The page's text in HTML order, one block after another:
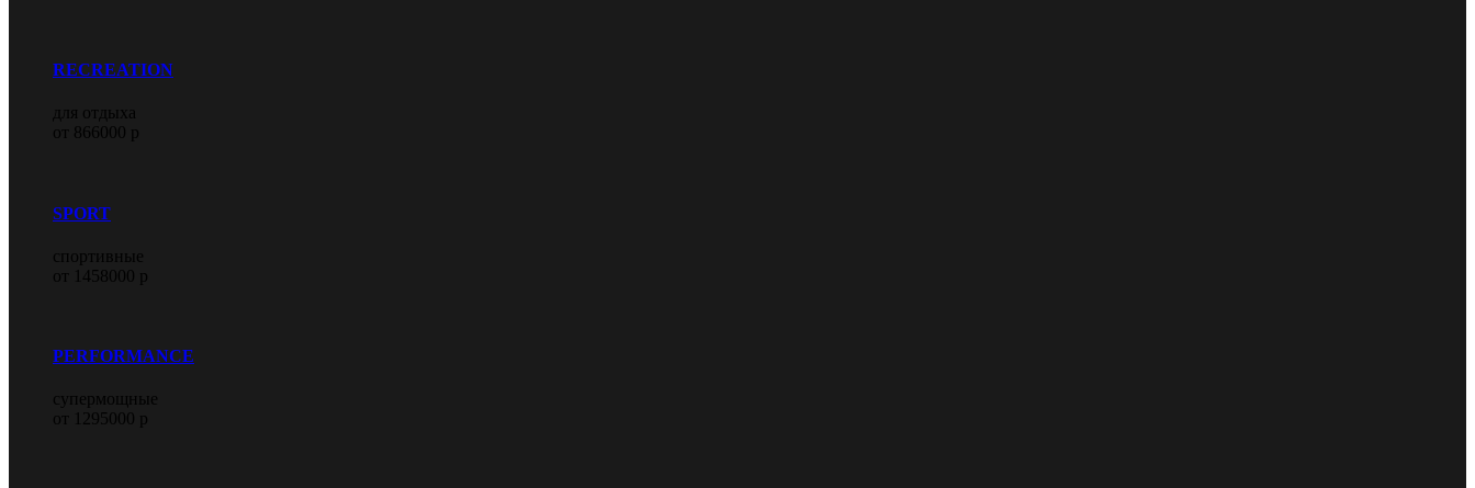
RECREATION
для отдыха
от 866000 р
SPORT
спортивные
от 1458000 р
PERFORMANCE
супермощные
от 1295000 р